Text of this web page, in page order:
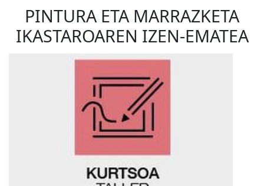
PINTURA ETA MARRAZKETA
IKASTAROAREN IZEN-EMATEA